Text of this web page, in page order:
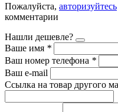
Пожалуйста, авторизуйтесь
комментарии
Нашли дешевле?
Ваше имя *
Ваш номер телефона *
Ваш e-mail
Ссылка на товар другого